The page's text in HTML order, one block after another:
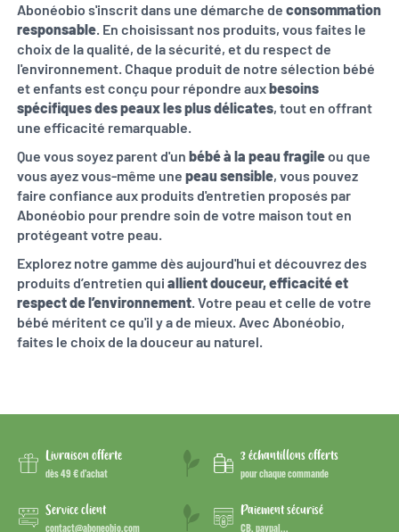
Abonéobio s'inscrit dans une démarche de consommation
responsable. En choisissant nos produits, vous faites le
choix de la qualité, de la sécurité, et du respect de
l'environnement. Chaque produit de notre sélection bébé
et enfants est conçu pour répondre auxbesoins
spécifiques des peaux les plus délicates, tout en offrant
une efficacité remarquable.
Que vous soyez parent d'un bébé à la peau fragileou que
vous ayez vous-même une peau sensible, vous pouvez
faire confiance aux produits d'entretien proposés par
Abonéobio pour prendre soin de votre maison tout en
protégeant votre peau.
Explorez notre gamme dès aujourd'hui et découvrez des
produits d’entretien qui allient douceur, efficacité et
respect de l’environnement. Votre peau et celle de votre
bébé méritent ce qu'il y a de mieux. Avec Abonéobio,
faites le choix de la douceur au naturel.
Livraison offerte
dès 49 € d’achat
3 échantillons offerts
pour chaque commande
Service client
contact@aboneobio.com
Paiement sécurisé
CB, paypal...